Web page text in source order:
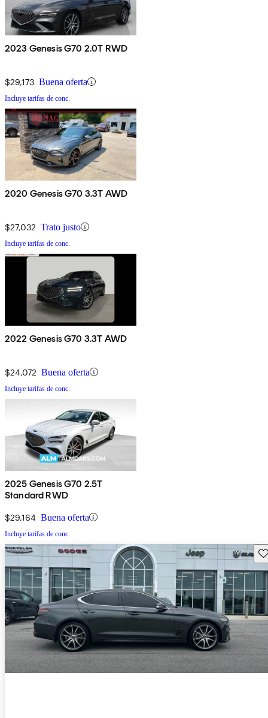
2023 Genesis G70 2.0T RWD
$29,173 Buena oferta
Incluye tarifas de conc.
2020 Genesis G70 3.3T AWD
$27,032 Trato justo
Incluye tarifas de conc.
2022 Genesis G70 3.3T AWD
$24,072 Buena oferta
Incluye tarifas de conc.
2025 Genesis G70 2.5T
Standard RWD
$29,164 Buena oferta
Incluye tarifas de conc.